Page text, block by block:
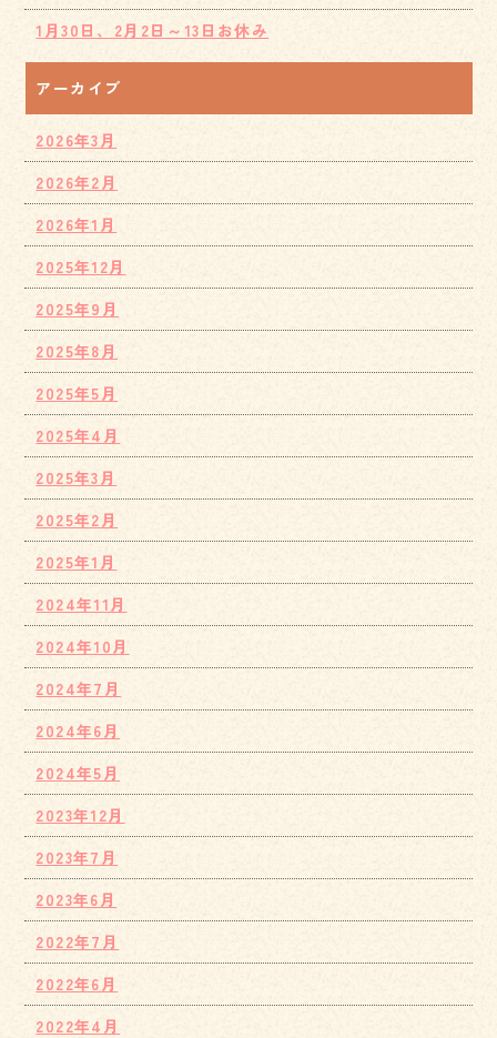
1月30日、2月2日～13日お休み
アーカイブ
2026年3月
2026年2月
2026年1月
2025年12月
2025年9月
2025年8月
2025年5月
2025年4月
2025年3月
2025年2月
2025年1月
2024年11月
2024年10月
2024年7月
2024年6月
2024年5月
2023年12月
2023年7月
2023年6月
2022年7月
2022年6月
2022年4月